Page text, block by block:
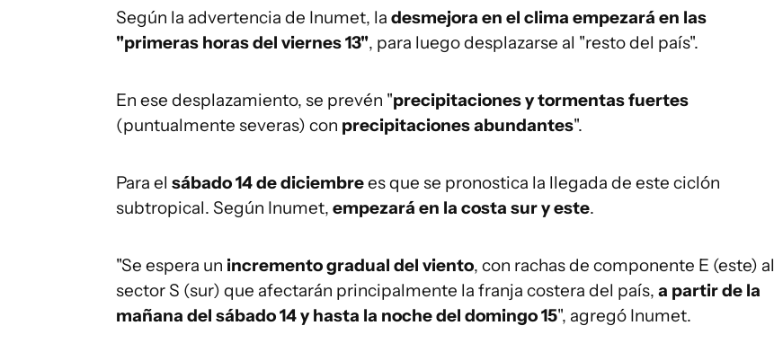
Según la advertencia de Inumet, la desmejora en el clima empezará en las
"primeras horas del viernes 13", para luego desplazarse al "resto del país".
En ese desplazamiento, se prevén "precipitaciones y tormentas fuertes
(puntualmente severas) con precipitaciones abundantes".
Para el sábado 14 de diciembrees que se pronostica la llegada de este ciclón
subtropical. Según Inumet, empezará en la costa sur y este.
"Se espera un incremento gradual del viento, con rachas de componente E (este) al
sector S (sur) que afectarán principalmente la franja costera del país, a partir de la
mañana del sábado 14 y hasta la noche del domingo 15", agregó Inumet.